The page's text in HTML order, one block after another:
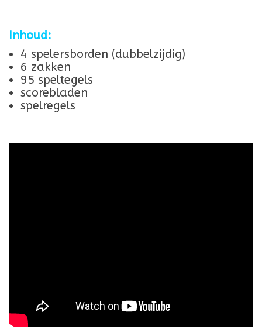
Inhoud:
4 spelersborden (dubbelzijdig)
6 zakken
95 speltegels
scorebladen
spelregels